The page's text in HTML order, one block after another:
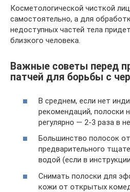
Косметологической чисткой
самостоятельно, а для
недоступных частей тела
близкого человека.
Важные советы перед
патчей для борьбы с
В среднем, если нет
рекомендаций, полоски
регулярно — 2-3 раза в
Большинство полосок
предварительного
водой (если в
Снимать полоски для
кожи от открытых